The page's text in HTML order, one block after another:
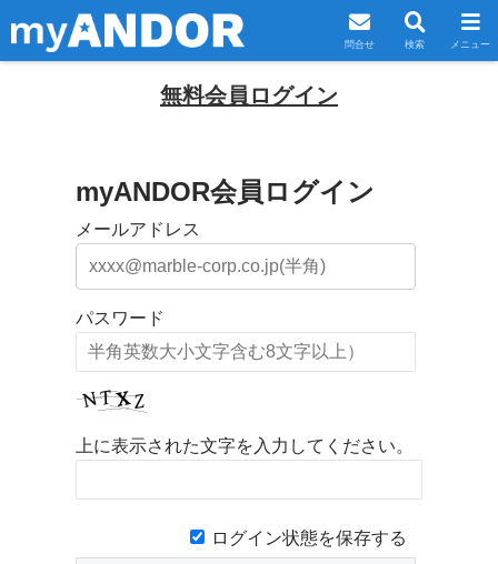
無料会員ログイン
myANDOR会員ログイン
メールアドレス
パスワード
上に表示された文字を入力してください。
ログイン状態を保存する
問合せ 検索 メニュー